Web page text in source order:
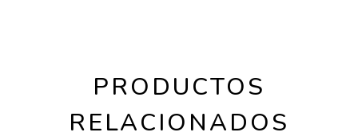
PRODUCTOS
RELACIONADOS